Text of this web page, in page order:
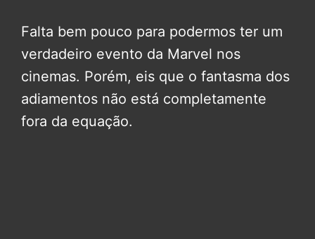
Falta bem pouco para podermos ter um
verdadeiro evento da Marvel nos
cinemas. Porém, eis que o fantasma dos
adiamentos não está completamente
fora da equação.